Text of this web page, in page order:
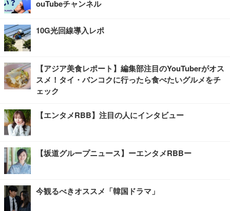
ouTubeチャンネル
10G光回線導入レポ
【アジア美食レポート】編集部注目のYouTuberがオス
スメ！タイ・バンコクに行ったら食べたいグルメをチ
ェック
【エンタメRBB】注目の人にインタビュー
【坂道グループニュース】ーエンタメRBBー
今観るべきオススメ「韓国ドラマ」